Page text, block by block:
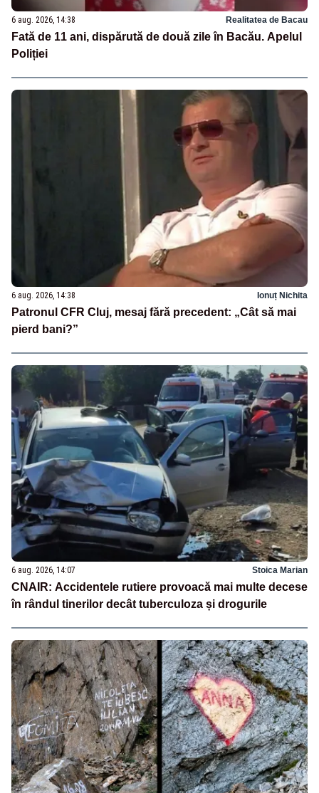
6 aug. 2026, 14:38 Realitatea de Bacau
Fată de 11 ani, dispărută de două zile în Bacău. Apelul
Poliției
6 aug. 2026, 14:38 Ionuț Nichita
Patronul CFR Cluj, mesaj fără precedent: „Cât să mai
pierd bani?”
6 aug. 2026, 14:07 Stoica Marian
CNAIR: Accidentele rutiere provoacă mai multe decese
în rândul tinerilor decât tuberculoza și drogurile